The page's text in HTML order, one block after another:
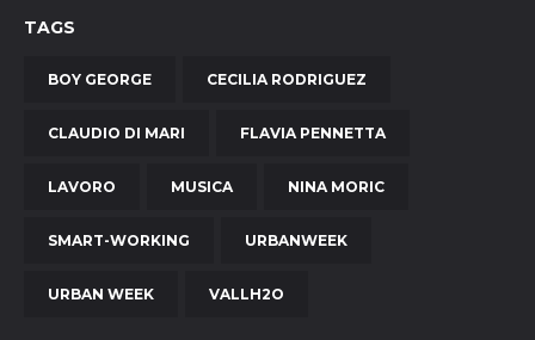
TAGS
BOY GEORGE CECILIA RODRIGUEZ
CLAUDIO DI MARI FLAVIA PENNETTA
LAVORO MUSICA NINA MORIC
SMART-WORKING URBANWEEK
URBAN WEEK VALLH2O